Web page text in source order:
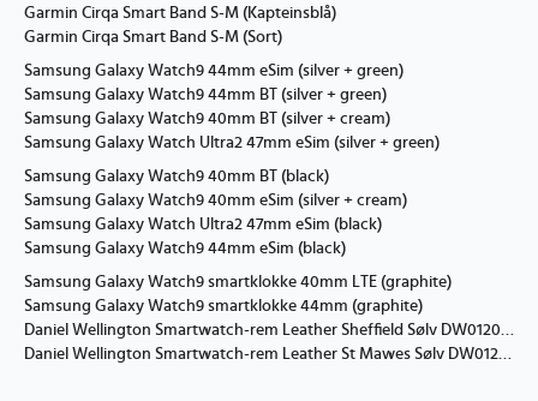
Garmin Cirqa Smart Band S-M (Kapteinsblå)
Garmin Cirqa Smart Band S-M (Sort)
Samsung Galaxy Watch9 44mm eSim (silver + green)
Samsung Galaxy Watch9 44mm BT (silver + green)
Samsung Galaxy Watch9 40mm BT (silver + cream)
Samsung Galaxy Watch Ultra2 47mm eSim (silver + green)
Samsung Galaxy Watch9 40mm BT (black)
Samsung Galaxy Watch9 40mm eSim (silver + cream)
Samsung Galaxy Watch Ultra2 47mm eSim (black)
Samsung Galaxy Watch9 44mm eSim (black)
Samsung Galaxy Watch9 smartklokke 40mm LTE (graphite)
Samsung Galaxy Watch9 smartklokke 44mm (graphite)